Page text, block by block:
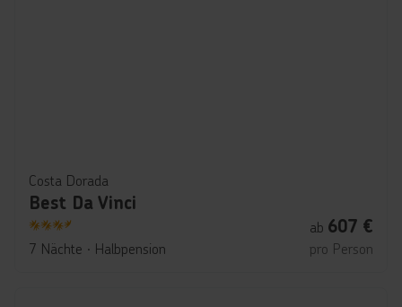
Costa Dorada
Best Da Vinci
3.5
7 Nächte ∙ Halbpension
ab 607 €
pro Person